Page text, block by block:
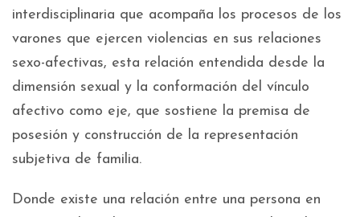
interdisciplinaria que acompaña los procesos de los
varones que ejercen violencias en sus relaciones
sexo-afectivas, esta relación entendida desde la
dimensión sexual y la conformación del vínculo
afectivo como eje, que sostiene la premisa de
posesión y construcción de la representación
subjetiva de familia.
Donde existe una relación entre una persona en